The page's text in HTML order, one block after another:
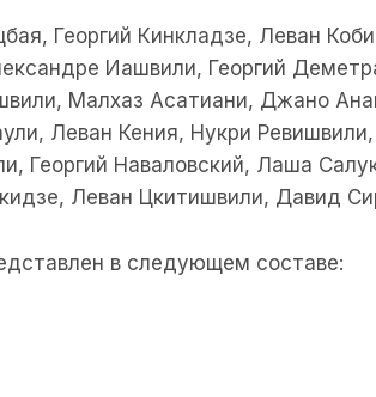
Георгий Кинкладзе, Леван
Иашвили, Георгий
Малхаз Асатиани, Джано
Леван Кения, Нукри Ревишвили,
Георгий Наваловский, Лаша
Леван Цкитишвили, Давид
в следующем составе: